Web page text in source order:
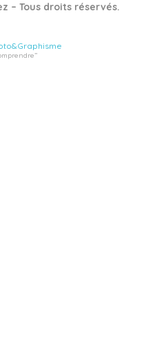
– Tous droits réservés.